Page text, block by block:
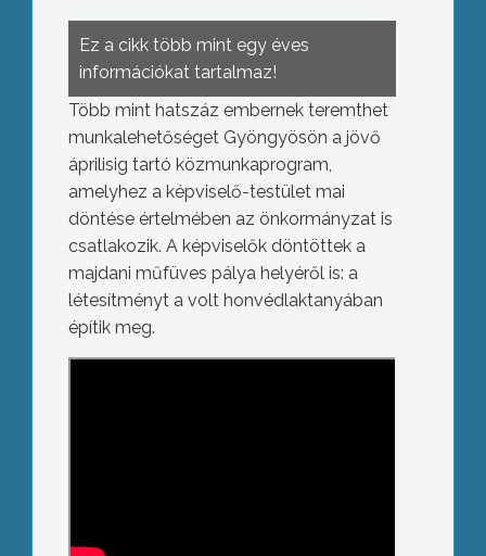
Ez a cikk több mint egy éves
információkat tartalmaz!
Több mint hatszáz embernek teremthet
munkalehetőséget Gyöngyösön a jövő
áprilisig tartó közmunkaprogram,
amelyhez a képviselő-testület mai
döntése értelmében az önkormányzat is
csatlakozik. A képviselők döntöttek a
majdani műfüves pálya helyéről is: a
létesítményt a volt honvédlaktanyában
építik meg.